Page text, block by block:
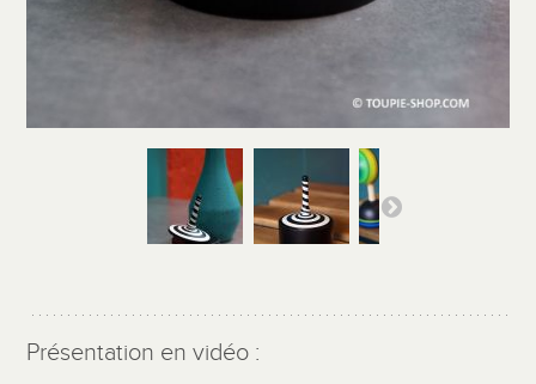
Présentation en vidéo :